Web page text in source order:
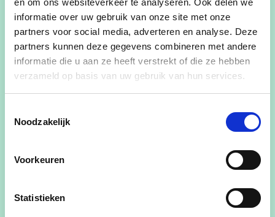
en om ons websiteverkeer te analyseren. Ook delen we
informatie over uw gebruik van onze site met onze
partners voor social media, adverteren en analyse. Deze
partners kunnen deze gegevens combineren met andere
informatie die u aan ze heeft verstrekt of die ze hebben
verzameld op basis van uw gebruik van hun services.
Noodzakelijk
Voorkeuren
Statistieken
Bestuurslid cd&v Zwevegem
Ere-burgemeester gemeente Zwevegem
Burgemeester Heestert van 1971 tot 1976.
Burgemeester Zwevegem van 1989 tot
2006.
info@zwevegem.cdenv.be